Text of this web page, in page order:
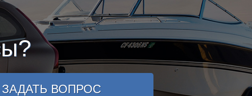
ЗАДАТЬ ВОПРОС